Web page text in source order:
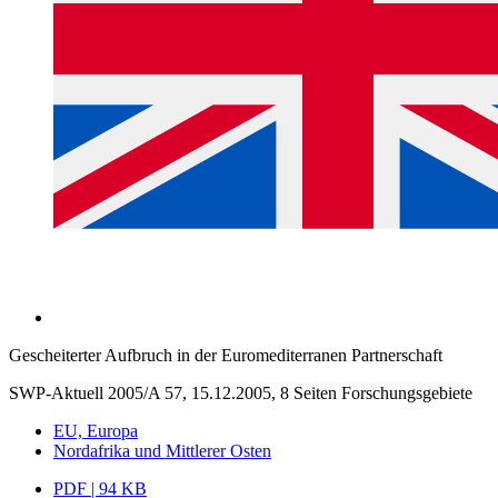
Gescheiterter Aufbruch in der Euromediterranen Partnerschaft
SWP-Aktuell 2005/A 57, 15.12.2005, 8 Seiten Forschungsgebiete
EU, Europa
Nordafrika und Mittlerer Osten
PDF | 94 KB